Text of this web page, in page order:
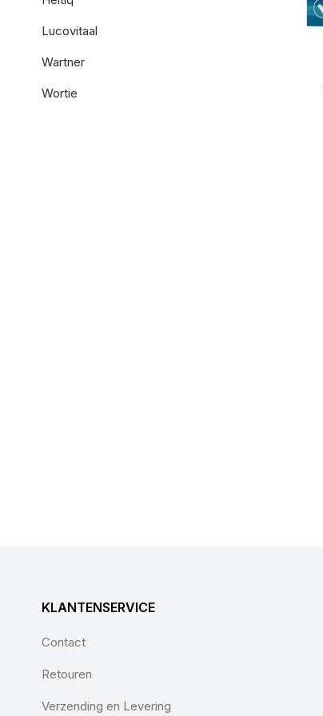
Lucovitaal
Wartner
Wortie
KLANTENSERVICE
Contact
Retouren
Verzending en Levering